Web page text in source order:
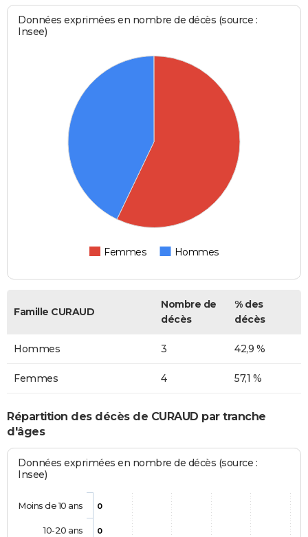
Données exprimées en nombre de décès (source :
Insee)
Femmes Hommes
Famille CURAUD
Nombre de
décès
% des
décès
Hommes 3 42,9 %
Femmes 4 57,1 %
Répartition des décès de CURAUD par tranche
d'âges
Données exprimées en nombre de décès (source :
Insee)
0
0
Moins de 10 ans
10-20 ans